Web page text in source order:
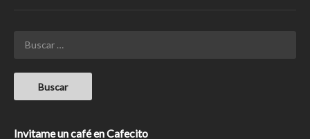
Invitame un café en Cafecito